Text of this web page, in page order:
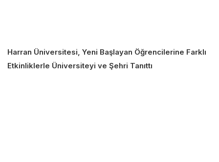
Harran Üniversitesi, Yeni Başlayan Öğrencilerine Farklı
Etkinliklerle Üniversiteyi ve Şehri Tanıttı